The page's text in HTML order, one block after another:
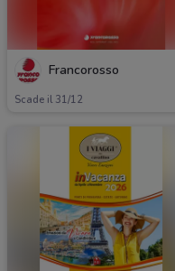
Francorosso
Scade il 31/12